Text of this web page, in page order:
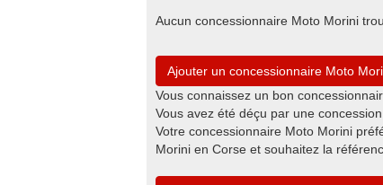
Aucun concessionnaire Moto Morini
Ajouter un concessionnaire Moto
Vous connaissez un bon
Vous avez été déçu par une
Votre concessionnaire Moto Morini
Morini en Corse et souhaitez la